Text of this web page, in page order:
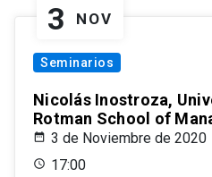
3 NOV
Seminarios
Nicolás Inostroza,
Rotman School of
3 de Noviembre de 2020
17:00